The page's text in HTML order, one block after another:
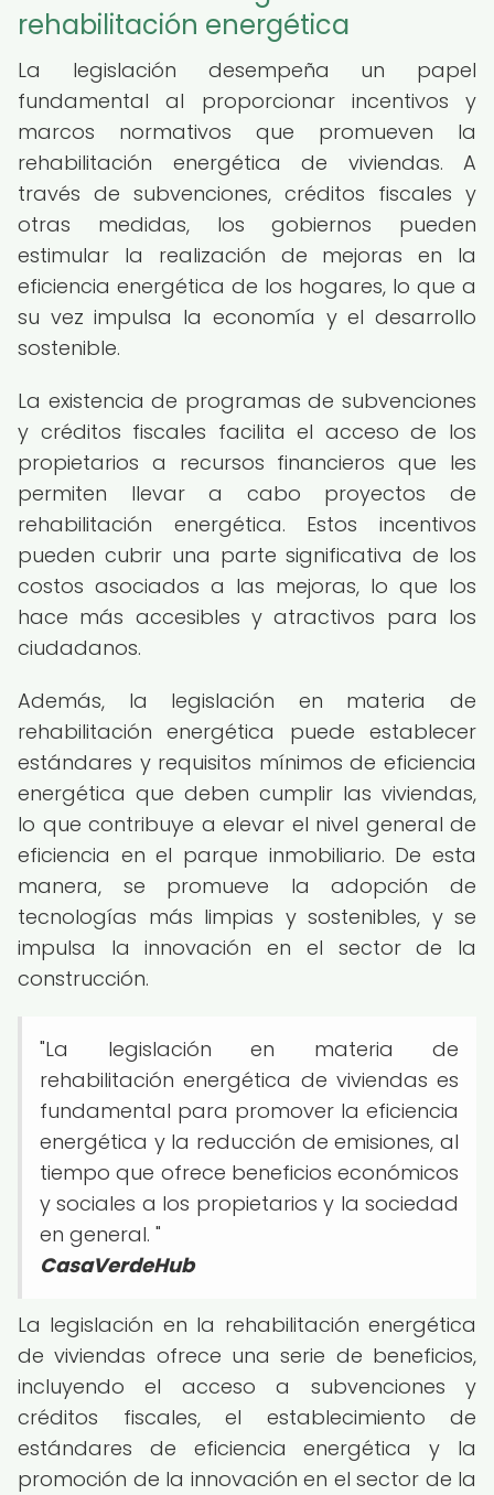
rehabilitación energética
La legislación desempeña un papel
fundamental al proporcionar incentivos y
marcos normativos que promueven la
rehabilitación energética de viviendas. A
través de subvenciones, créditos fiscales y
otras medidas, los gobiernos pueden
estimular la realización de mejoras en la
eficiencia energética de los hogares, lo que a
su vez impulsa la economía y el desarrollo
sostenible.
La existencia de programas de subvenciones
y créditos fiscales facilita el acceso de los
propietarios a recursos financieros que les
permiten llevar a cabo proyectos de
rehabilitación energética. Estos incentivos
pueden cubrir una parte significativa de los
costos asociados a las mejoras, lo que los
hace más accesibles y atractivos para los
ciudadanos.
Además, la legislación en materia de
rehabilitación energética puede establecer
estándares y requisitos mínimos de eficiencia
energética que deben cumplir las viviendas,
lo que contribuye a elevar el nivel general de
eficiencia en el parque inmobiliario. De esta
manera, se promueve la adopción de
tecnologías más limpias y sostenibles, y se
impulsa la innovación en el sector de la
construcción.
"La legislación en materia de
rehabilitación energética de viviendas es
fundamental para promover la eficiencia
energética y la reducción de emisiones, al
tiempo que ofrece beneficios económicos
y sociales a los propietarios y la sociedad
en general. "
CasaVerdeHub
La legislación en la rehabilitación energética
de viviendas ofrece una serie de beneficios,
incluyendo el acceso a subvenciones y
créditos fiscales, el establecimiento de
estándares de eficiencia energética y la
promoción de la innovación en el sector de la